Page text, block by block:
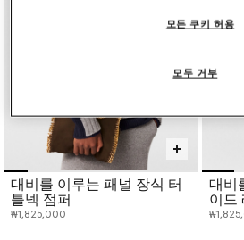
대비를 이루는 패널 장식 터
틀넥 점퍼
₩1,825,000
대비
이드
모두 거부
모든 쿠키 허용